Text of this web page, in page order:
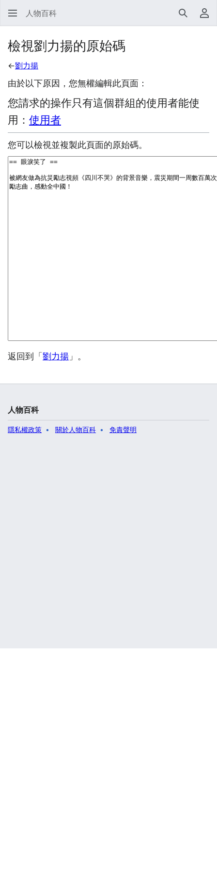
人物百科 搜尋 使
檢視劉力揚的原始碼
←劉力揚
由於以下原因，您無權編輯此頁面：
您請求的操作只有這個群組的使用者能使
用： 使用者
您可以檢視並複製此頁面的原始碼。
返回到「劉力揚 」。
人物百科
隱私權政策 關於人物百科 免責聲明